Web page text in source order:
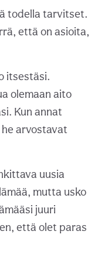
todella tarvitset.
että on asioita,
itsestäsi.
olemaan aito
Kun annat
arvostavat
uusia
mutta usko
juuri
että olet paras